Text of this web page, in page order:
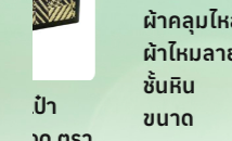
เป๋า
ผ้าคลุมไหล่
ผ้าไหมลาย
ชั้นหิน
ขนาด